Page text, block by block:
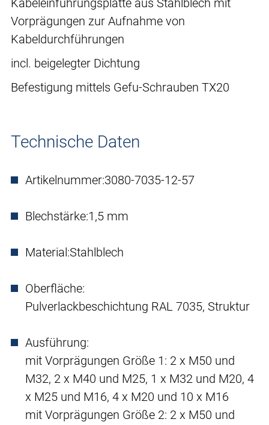
Kabeleinführungsplatte aus Stahlblech mit
Vorprägungen zur Aufnahme von
Kabeldurchführungen
incl. beigelegter Dichtung
Befestigung mittels Gefu-Schrauben TX20
Technische Daten
Artikelnummer:3080-7035-12-57
Blechstärke:1,5 mm
Material:Stahlblech
Oberfläche:
Pulverlackbeschichtung RAL 7035, Struktur
Ausführung:
mit Vorprägungen Größe 1: 2 x M50 und
M32, 2 x M40 und M25, 1 x M32 und M20, 4
x M25 und M16, 4 x M20 und 10 x M16
mit Vorprägungen Größe 2: 2 x M50 und